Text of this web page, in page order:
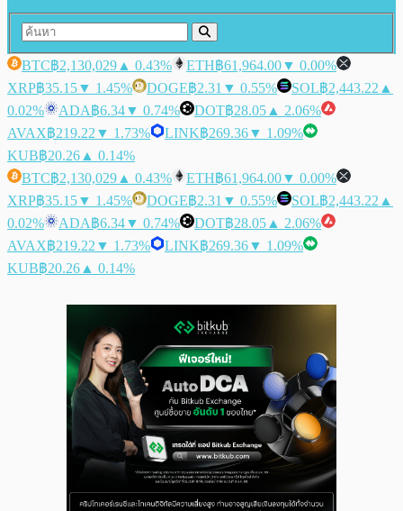
BTC฿2,130,029 ▲ 0.43% ETH฿61,964.00▼ 0.00%
XRP฿35.15▼ 1.45% DOGE฿2.31 ▼ 0.55% SOL฿2,443.22 ▲
0.02%
ADA฿6.34▼ 0.74% DOT฿28.05 ▲ 2.06%
AVAX฿219.22 ▼ 1.73% LINK฿269.36▼ 1.09%
KUB฿20.26 ▲ 0.14%
BTC฿2,130,029 ▲ 0.43% ETH฿61,964.00▼ 0.00%
XRP฿35.15▼ 1.45% DOGE฿2.31 ▼ 0.55% SOL฿2,443.22 ▲
0.02%
ADA฿6.34▼ 0.74% DOT฿28.05 ▲ 2.06%
AVAX฿219.22 ▼ 1.73% LINK฿269.36▼ 1.09%
KUB฿20.26 ▲ 0.14%